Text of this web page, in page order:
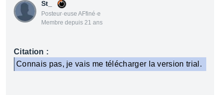
St_
Posteur·euse AFfiné·e
Membre depuis 21 ans
Citation :
Connais pas, je vais me télécharger la version trial.